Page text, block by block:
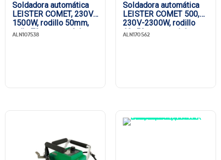
Soldadora automática
LEISTER COMET, 230V-
1500W, rodillo 50mm,
cuña 70mm, canal de
ALN107538
Soldadora automática
LEISTER COMET 500,
230V-2300W, rodillo
60x50mm, canal de
ALN170562